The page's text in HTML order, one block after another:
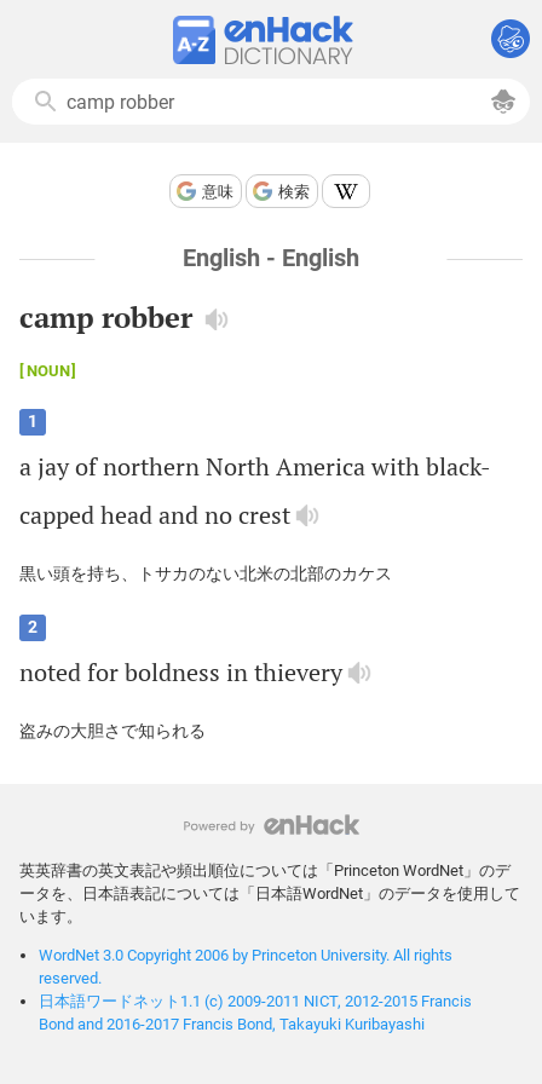
意味 検索
English - English
camp robber
NOUN
1
a jayofnorthernNorthAmericawithblack-
cappedheadandnocrest
黒い頭を持ち、トサカのない北米の北部のカケス
2
notedforboldness inthievery
盗みの大胆さで知られる
英英辞書の英文表記や頻出順位については「Princeton WordNet」のデ
ータを、日本語表記については「日本語WordNet」のデータを使用して
います。
WordNet 3.0 Copyright 2006 by Princeton University. All rights
reserved.
日本語ワードネット1.1 (c) 2009-2011 NICT, 2012-2015 Francis
Bond and 2016-2017 Francis Bond, Takayuki Kuribayashi